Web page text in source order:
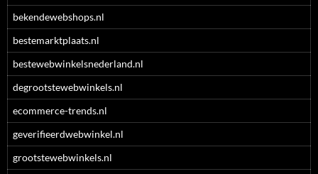
bekendewebshops.nl
bestemarktplaats.nl
bestewebwinkelsnederland.nl
degrootstewebwinkels.nl
ecommerce-trends.nl
geverifieerdwebwinkel.nl
grootstewebwinkels.nl